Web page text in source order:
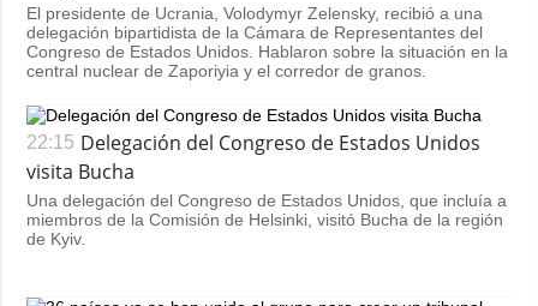
El presidente de Ucrania, Volodymyr Zelensky, recibió a una
delegación bipartidista de la Cámara de Representantes del
Congreso de Estados Unidos. Hablaron sobre la situación en la
central nuclear de Zaporiyia y el corredor de granos.
22:15 Delegación del Congreso de Estados Unidos
visita Bucha
Una delegación del Congreso de Estados Unidos, que incluía a
miembros de la Comisión de Helsinki, visitó Bucha de la región
de Kyiv.